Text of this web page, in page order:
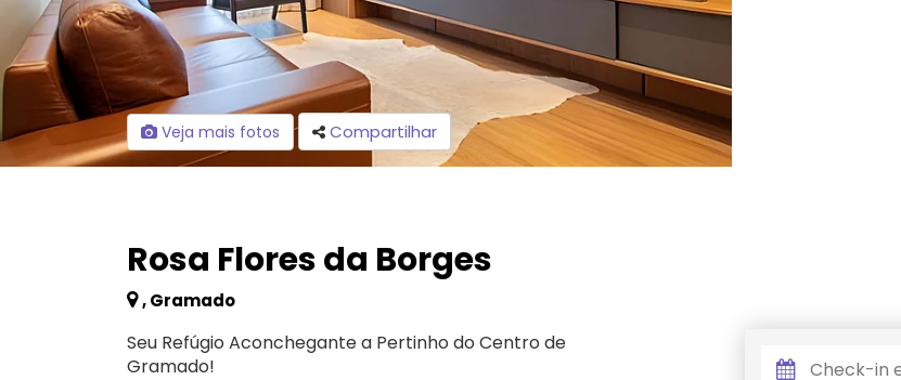
Veja mais fotos Compartilhar
Rosa Flores da Borges
, Gramado
Seu Refúgio Aconchegante a Pertinho do Centro de
Gramado!